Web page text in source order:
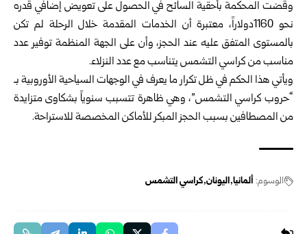
وقضت المحكمة بأحقية السائح في الحصول على تعويض إضافي قدره
نحو 1160دولاراً، معتبرة أن الخدمات المقدمة خلال الرحلة لم تكن
بالمستوى المتفق عليه عند الحجز، وأن على الجهة المنظمة توفير عدد
مناسب من كراسي التشمس يتناسب مع عدد النزلاء.
ويأتي هذا الحكم في ظل تكرار ما يعرف في الوجهات السياحية الأوروبية بـ
“حروب كراسي التشمس”، وهي ظاهرة تتسبب سنوياً بشكاوى متزايدة
من المصطافين بسبب الحجز المبكر للأماكن المخصصة للاستراحة.
الوسوم: ألمانيا اليونان كراسي التشمس